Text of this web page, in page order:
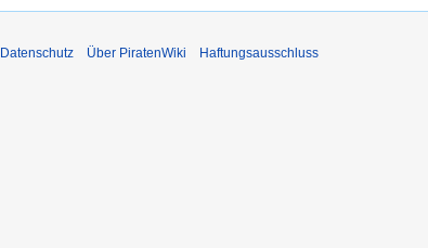
Datenschutz Über PiratenWiki Haftungsausschluss